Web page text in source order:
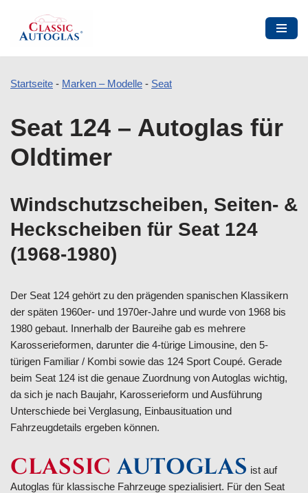
Inhalt
springen
Startseite - Marken – Modelle - Seat
Seat 124 – Autoglas für
Oldtimer
Windschutzscheiben, Seiten- &
Heckscheiben für Seat 124
(1968-1980)
Der Seat 124 gehört zu den prägenden spanischen Klassikern
der späten 1960er- und 1970er-Jahre und wurde von 1968 bis
1980 gebaut. Innerhalb der Baureihe gab es mehrere
Karosserieformen, darunter die 4-türige Limousine, den 5-
türigen Familiar / Kombi sowie das 124 Sport Coupé. Gerade
beim Seat 124 ist die genaue Zuordnung von Autoglas wichtig,
da sich je nach Baujahr, Karosserieform und Ausführung
Unterschiede bei Verglasung, Einbausituation und
Fahrzeugdetails ergeben können.
CLASSIC AUTOGLAS ist auf
Autoglas für klassische Fahrzeuge spezialisiert. Für den Seat